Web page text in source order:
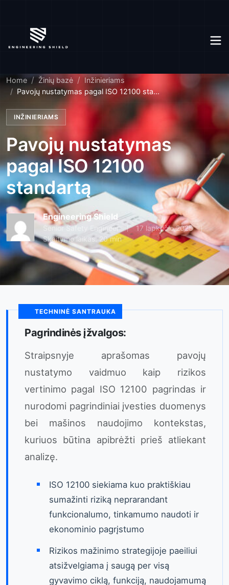
Home Žinių bazė
Inžinieriams
Pavojų nustatymas pagal ISO 12100 sta...
INŽINIERIAMS
Pavojų nustatymas
pagal ISO 12100
standartą
Engineering Shield
Senior Safety Engineer
17 lapkričio 2025
Skaitymo laikas: 20 min
TECHNINĖ SANTRAUKA
Pagrindinės įžvalgos:
Straipsnyje aprašomas pavojų
nustatymo vaidmuo kaip rizikos
vertinimo pagal ISO 12100 pagrindas ir
nurodomi pagrindiniai įvesties duomenys
bei mašinos naudojimo kontekstas,
kuriuos būtina apibrėžti prieš atliekant
analizę.
ISO 12100 siekiama kuo praktiškiau
sumažinti riziką neprarandant
funkcionalumo, tinkamumo naudoti ir
ekonominio pagrįstumo
Rizikos mažinimo strategijoje paeiliui
atsižvelgiama į saugą per visą
gyvavimo ciklą, funkciją, naudojamumą